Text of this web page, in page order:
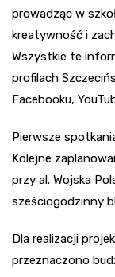
prowadząc w
kreatywność i
Wszystkie te
profilach
Facebooku,
Pierwsze
Kolejne
przy al. Wojska
sześciogodzinny
Dla realizacji
przeznaczono